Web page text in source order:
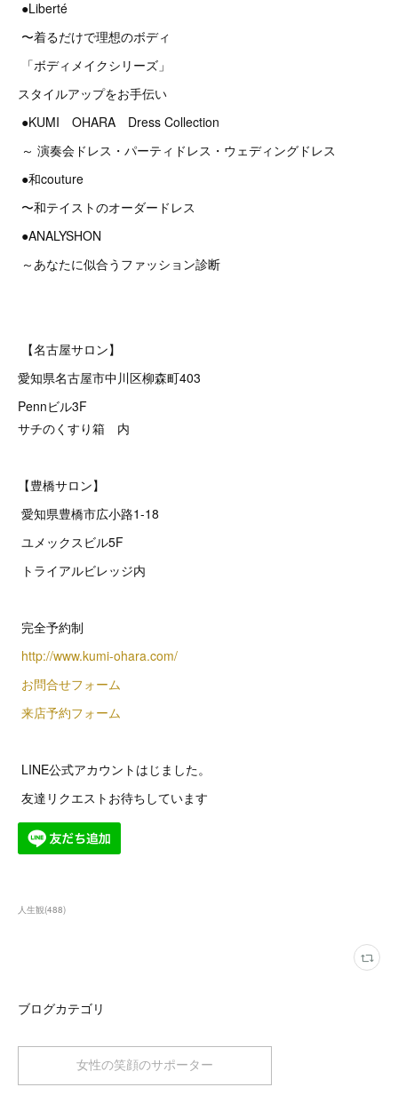
●Liberté
〜着るだけで理想のボディ
「ボディメイクシリーズ」
スタイルアップをお手伝い
●KUMI OHARA Dress Collection
～ 演奏会ドレス・パーティドレス・ウェディングドレス
●和couture
〜和テイストのオーダードレス
●ANALYSHON
～あなたに似合うファッション診断
【名古屋サロン】
愛知県名古屋市中川区柳森町403
Pennビル3F
サチのくすり箱 内
【豊橋サロン】
愛知県豊橋市広小路1-18
ユメックスビル5F
トライアルビレッジ内
完全予約制
http://www.kumi-ohara.com/
お問合せフォーム
来店予約フォーム
LINE公式アカウントはじました。
友達リクエストお待ちしています
人生観(488)
ブログカテゴリ
女性の笑顔のサポーター